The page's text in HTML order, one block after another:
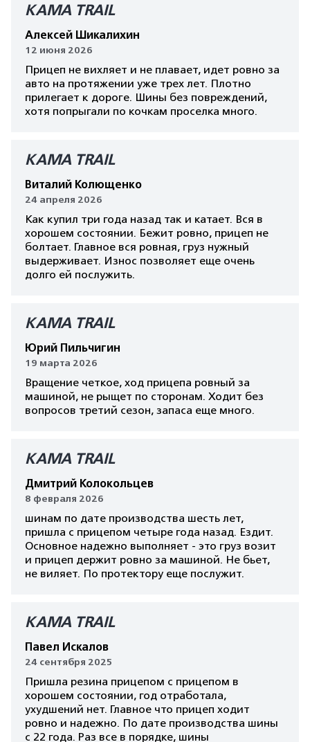
КАМА TRAIL
Алексей Шикалихин
12 июня 2026
Прицеп не вихляет и не плавает, идет ровно за
авто на протяжении уже трех лет. Плотно
прилегает к дороге. Шины без повреждений,
хотя попрыгали по кочкам проселка много.
КАМА TRAIL
Виталий Колющенко
24 апреля 2026
Как купил три года назад так и катает. Вся в
хорошем состоянии. Бежит ровно, прицеп не
болтает. Главное вся ровная, груз нужный
выдерживает. Износ позволяет еще очень
долго ей послужить.
КАМА TRAIL
Юрий Пильчигин
19 марта 2026
Вращение четкое, ход прицепа ровный за
машиной, не рыщет по сторонам. Ходит без
вопросов третий сезон, запаса еще много.
КАМА TRAIL
Дмитрий Колокольцев
8 февраля 2026
шинам по дате производства шесть лет,
пришла с прицепом четыре года назад. Ездит.
Основное надежно выполняет - это груз возит
и прицеп держит ровно за машиной. Не бьет,
не виляет. По протектору еще послужит.
КАМА TRAIL
Павел Искалов
24 сентября 2025
Пришла резина прицепом с прицепом в
хорошем состоянии, год отработала,
ухудшений нет. Главное что прицеп ходит
ровно и надежно. По дате производства шины
с 22 года. Раз все в порядке, шины